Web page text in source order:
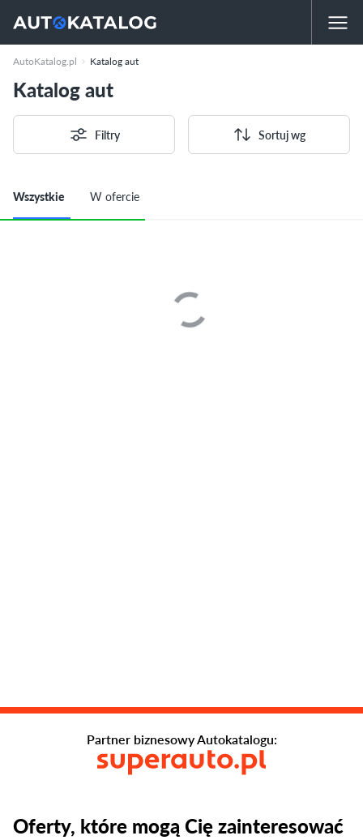
AutoKatalog.pl Katalog aut
Katalog aut
Filtry Sortuj wg
Wszystkie W ofercie
Oferty, które mogą Cię zainteresować
Partner biznesowy Autokatalogu: